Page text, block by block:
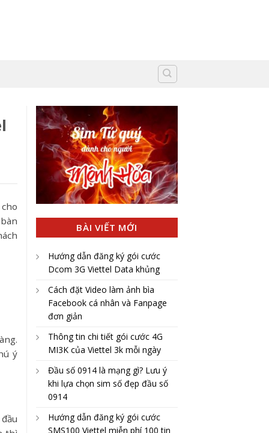
ý
BÀI VIẾT MỚI
Hướng dẫn đăng ký gói cước
Dcom 3G Viettel Data khủng
Cách đặt Video làm ảnh bìa
Facebook cá nhân và Fanpage
đơn giản
Thông tin chi tiết gói cước 4G
MI3K của Viettel 3k mỗi ngày
Đầu số 0914 là mạng gì? Lưu ý
khi lựa chọn sim số đẹp đầu số
0914
Hướng dẫn đăng ký gói cước
SMS100 Viettel miễn phí 100 tin